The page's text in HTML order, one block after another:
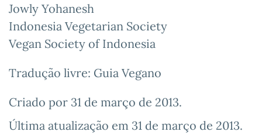
Jowly Yohanesh
Indonesia Vegetarian Society
Vegan Society of Indonesia
Tradução livre: Guia Vegano
Criado por 31 de março de 2013.
Última atualização em 31 de março de 2013.